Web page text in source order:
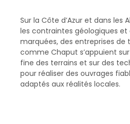
Sur la Côte d’Azur et dans les
les contraintes géologiques
marquées, des entreprises de
comme Chaput s’appuient
fine des terrains et sur des
pour réaliser des ouvrages
adaptés aux réalités locales.